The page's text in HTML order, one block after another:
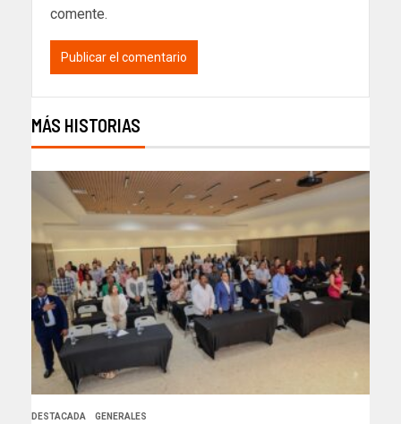
comente.
MÁS HISTORIAS
DESTACADA GENERALES